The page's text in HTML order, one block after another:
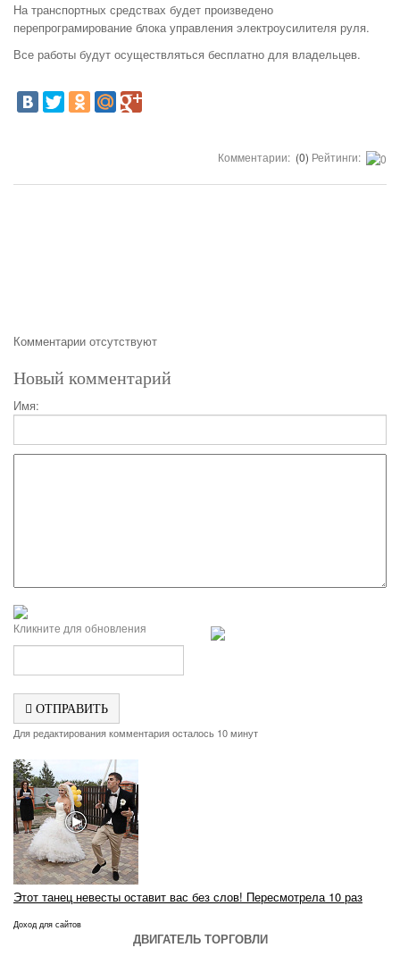
На транспортных средствах будет произведено
перепрограмирование блока управления электроусилителя руля.
Все работы будут осуществляться бесплатно для владельцев.
Комментарии: (0) Рейтинги:
Комментарии отсутствуют
Новый комментарий
Имя:
Кликните для обновления
ОТПРАВИТЬ
Для редактирования комментария осталось 10 минут
Этот танец невесты оставит вас без слов! Пересмотрела 10 раз
Доход для сайтов
ДВИГАТЕЛЬ ТОРГОВЛИ